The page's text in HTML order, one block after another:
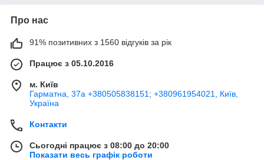
Про нас
91% позитивних з 1560 відгуків за рік
Працює з 05.10.2016
м. Київ
Гарматна, 37а +380505838151; +380961954021, Київ,
Україна
Контакти
Сьогодні працює з 08:00 до 20:00
Показати весь графік роботи